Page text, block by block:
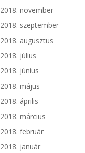
2018. november
2018. szeptember
2018. augusztus
2018. július
2018. június
2018. május
2018. április
2018. március
2018. február
2018. január